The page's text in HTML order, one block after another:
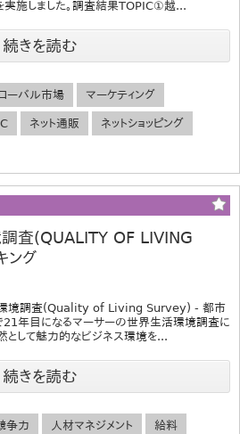
実施しました。調査結果TOPIC①越...
続きを読む
ーバル市場 マーケティング
ネット通販 ネットショッピング
査(QUALITY OF LIVING
ング
環境調査(Quality of Living Survey) ‐ 都市
21年目になるマーサーの世界生活環境調査に
として魅力的なビジネス環境を...
続きを読む
争力 人材マネジメント 給料